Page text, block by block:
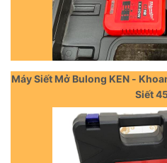
Máy Siết Mở Bulong KEN -
Siết